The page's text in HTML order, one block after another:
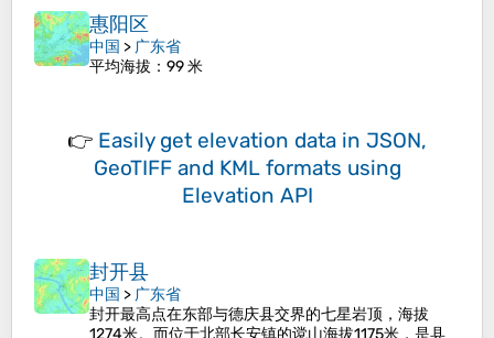
惠阳区
中国 > 广东省
平均海拔 ：99 米
👉 Easily get elevation data in JSON,
GeoTIFF and KML formats using
Elevation API
封开县
中国 > 广东省
封开最高点在东部与德庆县交界的七星岩顶，海拔
1274米。而位于北部长安镇的谠山海拔1175米，是县